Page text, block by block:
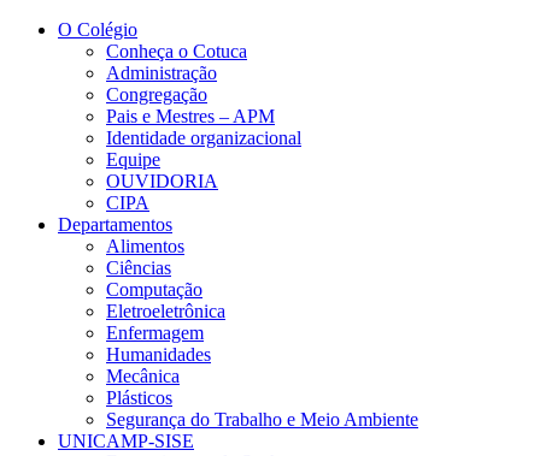
Conteúdo principal
O Colégio
Conheça o Cotuca
Administração
Congregação
Pais e Mestres – APM
Identidade organizacional
Equipe
OUVIDORIA
CIPA
Departamentos
Alimentos
Ciências
Computação
Eletroeletrônica
Enfermagem
Humanidades
Mecânica
Plásticos
Segurança do Trabalho e Meio Ambiente
UNICAMP-SISE